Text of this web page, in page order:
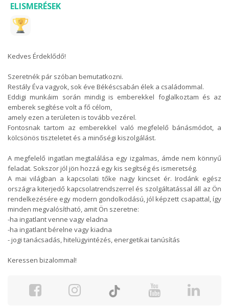
ELISMERÉSEK
Kedves Érdeklődő!
Szeretnék pár szóban bemutatkozni.
Restály Éva vagyok, sok éve Békéscsabán élek a családommal.
Eddigi munkáim során mindig is emberekkel foglalkoztam és az
emberek segítése volt a fő célom,
amely ezen a területen is tovább vezérel.
Fontosnak tartom az emberekkel való megfelelő bánásmódot, a
kölcsönös tiszteletet és a minőségi kiszolgálást.
A megfelelő ingatlan megtalálása egy izgalmas, ámde nem könnyű
feladat. Sokszor jól jön hozzá egy kis segítség és ismeretség.
A mai világban a kapcsolati tőke nagy kincset ér. Irodánk egész
országra kiterjedő kapcsolatrendszerrel és szolgáltatással áll az Ön
rendelkezésére egy modern gondolkodású, jól képzett csapattal, így
minden megvalósítható, amit Ön szeretne:
-ha ingatlant venne vagy eladna
-ha ingatlant bérelne vagy kiadna
- jogi tanácsadás, hitelügyintézés, energetikai tanúsítás
Keressen bizalommal!